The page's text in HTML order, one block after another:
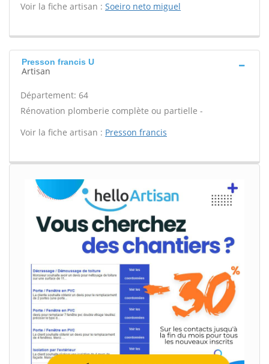
Voir la fiche artisan : Soeiro neto miguel
Presson francis U
Artisan
Département: 64
Rénovation plomberie complète ou partielle -
Voir la fiche artisan : Presson francis